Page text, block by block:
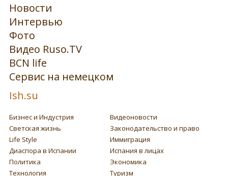
Новости
Интервью
Фото
Видео Ruso.TV
BCN life
Сервис на немецком
Ish.su
Бизнес и Индустрия
Видеоновости
Светская жизнь
Законодательство и право
Life Style
Иммиграция
Диаспора в Испании
Испания в лицах
Политика
Экономика
Технология
Туризм